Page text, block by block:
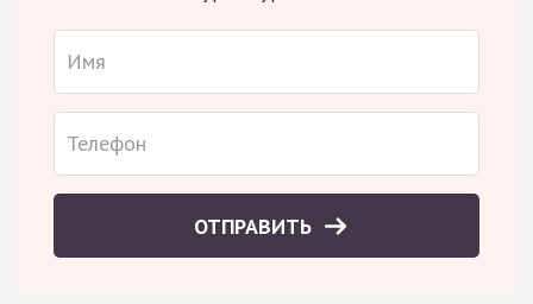
ОТПРАВИТЬ